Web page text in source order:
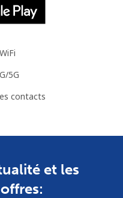
5G
contacts
et les